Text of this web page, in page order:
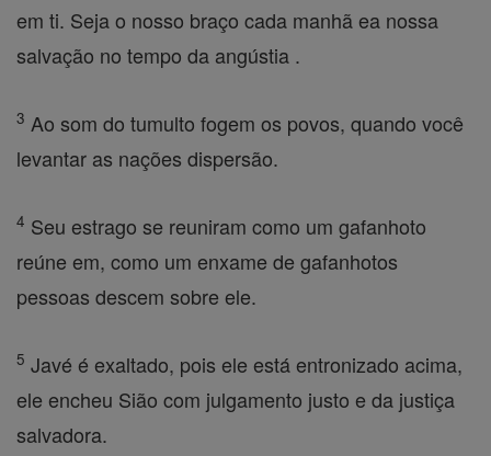
em ti. Seja o nosso braço cada manhã ea nossa
salvação no tempo da angústia .
3 Ao som do tumulto fogem os povos, quando você
levantar as nações dispersão.
4 Seu estrago se reuniram como um gafanhoto
reúne em, como um enxame de gafanhotos
pessoas descem sobre ele.
5 Javé é exaltado, pois ele está entronizado acima,
ele encheu Sião com julgamento justo e da justiça
salvadora.